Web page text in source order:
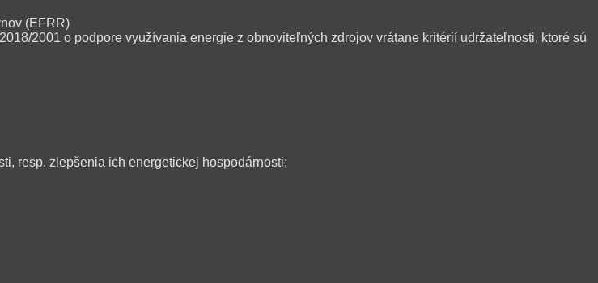
(EFRR)
2001 o podpore využívania energie z obnoviteľných zdrojov vrátane kritérií udržateľnosti, ktoré sú
resp. zlepšenia ich energetickej hospodárnosti;